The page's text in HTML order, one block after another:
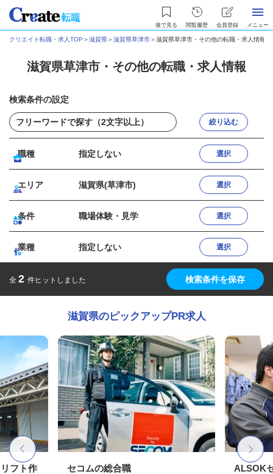
後で見る 閲覧履歴 会員登録 メニュー
クリエイト転職・求人TOP ＞滋賀県＞滋賀県草津市＞滋賀県草津市・その他の転職・求人情報
滋賀県草津市・その他の転職・求人情報
検索条件の設定
絞り込む
職種 指定しない 選択
エリア 滋賀県(草津市) 選択
条件 職場体験・見学 選択
業種 指定しない 選択
全 2 件ヒットしました 検索条件を保存
滋賀県のピックアップPR求人
フト作 セコムの総合職
ALSOK